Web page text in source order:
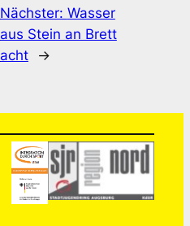
Nächster: Wasser
aus Stein an Brett
acht
→